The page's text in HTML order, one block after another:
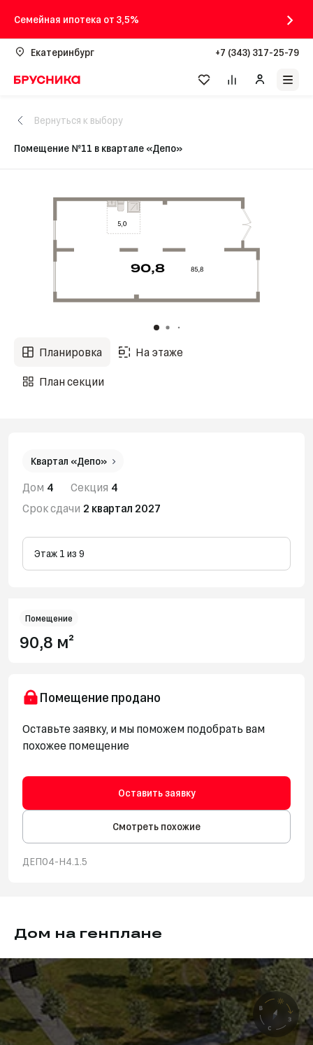
Семейная ипотека от 3,5%
Екатеринбург +7 (343) 317-25-79
Помещение №11 в квартале «Депо»
Вернуться к выбору
Планировка На этаже
План секции
Квартал «Депо»
Дом 4 Секция 4
Срок сдачи 2 квартал 2027
Этаж 1 из 9
Помещение
90,8 м²
Помещение продано
Оставьте заявку, и мы поможем подобрать вам
похожее помещение
Оставить заявку
Смотреть похожие
ДЕП04-Н4.1.5
Дом на генплане
Дом 4
Выгода до 24%
Срок сдачи:2 квартал 2027
В доме:
347 квартир, 18 помещений
13 помещений в продажу